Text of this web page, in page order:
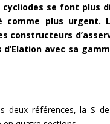
se font plus
plus urgent.
constructeurs
avec sa
deux références, la S